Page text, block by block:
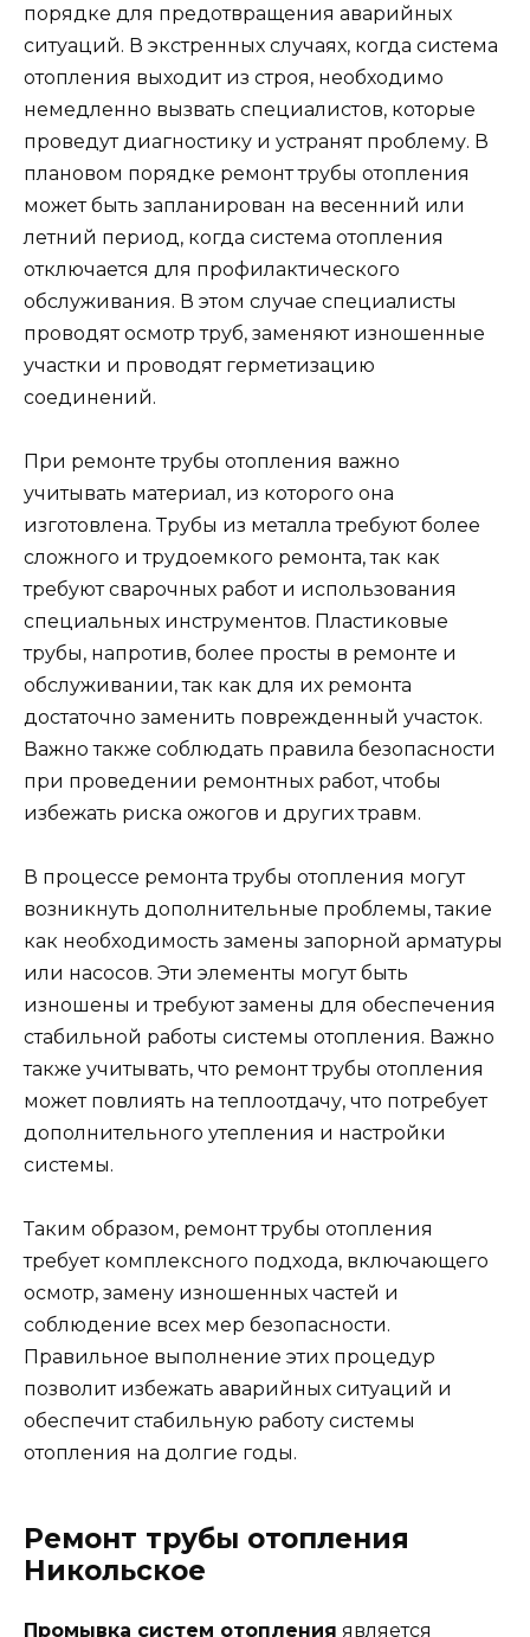
порядке для предотвращения аварийных
ситуаций. В экстренных случаях, когда система
отопления выходит из строя, необходимо
немедленно вызвать специалистов, которые
проведут диагностику и устранят проблему. В
плановом порядке ремонт трубы отопления
может быть запланирован на весенний или
летний период, когда система отопления
отключается для профилактического
обслуживания. В этом случае специалисты
проводят осмотр труб, заменяют изношенные
участки и проводят герметизацию
соединений.
При ремонте трубы отопления важно
учитывать материал, из которого она
изготовлена. Трубы из металла требуют более
сложного и трудоемкого ремонта, так как
требуют сварочных работ и использования
специальных инструментов. Пластиковые
трубы, напротив, более просты в ремонте и
обслуживании, так как для их ремонта
достаточно заменить поврежденный участок.
Важно также соблюдать правила безопасности
при проведении ремонтных работ, чтобы
избежать риска ожогов и других травм.
В процессе ремонта трубы отопления могут
возникнуть дополнительные проблемы, такие
как необходимость замены запорной арматуры
или насосов. Эти элементы могут быть
изношены и требуют замены для обеспечения
стабильной работы системы отопления. Важно
также учитывать, что ремонт трубы отопления
может повлиять на теплоотдачу, что потребует
дополнительного утепления и настройки
системы.
Таким образом, ремонт трубы отопления
требует комплексного подхода, включающего
осмотр, замену изношенных частей и
соблюдение всех мер безопасности.
Правильное выполнение этих процедур
позволит избежать аварийных ситуаций и
обеспечит стабильную работу системы
отопления на долгие годы.
Ремонт трубы отопления
Никольское
Промывка систем отопления является